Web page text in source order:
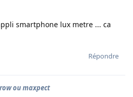
smartphone lux metre ... ca
Répondre
ou maxpect